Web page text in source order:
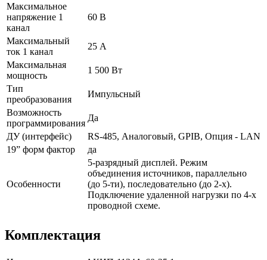
Максимальное
напряжение 1
канал
60 В
Максимальный
ток 1 канал
25 А
Максимальная
мощность
1 500 Вт
Тип
преобразования
Импульсный
Возможность
программирования
Да
ДУ (интерфейс)
RS-485, Аналоговый, GPIB, Опция - LAN
19” форм фактор
да
Особенности
5-разрядный дисплей. Режим
объединения источников, параллельно
(до 5-ти), последовательно (до 2-х).
Подключение удаленной нагрузки по 4-х
проводной схеме.
Комплектация